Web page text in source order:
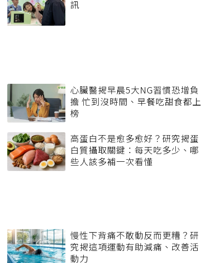
訊
心臟醫揭早晨5大NG習慣恐增負
擔 忙到沒時間、早餐吃甜食都上
榜
高蛋白不是愈多愈好？研究揭蛋
白質攝取關鍵：每天吃多少、哪
些人該多補一次看懂
慢性下背痛不敢動反而更糟？研
究揭這項運動有助減痛、改善活
動力